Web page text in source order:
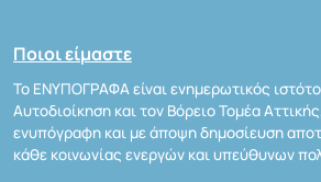
Ποιοι είμαστε
Το ΕΝΥΠΟΓΡΑΦΑ είναι ενημερωτικός
Αυτοδιοίκηση και τον Βόρειο Τομέα
ενυπόγραφη και με άποψη δημοσίευση
κάθε κοινωνίας ενεργών και υπεύθυνων